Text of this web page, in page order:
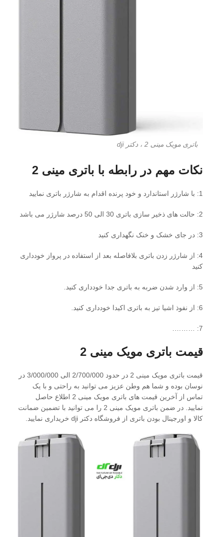
باتری مویک مینی 2 ، دکتر dji
نکات مهم در رابطه با باتری مینی 2
1: با شارژر استاندارد و خود پرنده اقدام به شارژر باتری نمایید
2: حالت های ذخیر سازی باتری 30 الی 50 درصد شارژر می باشد
3: در جای خشک و خنک نگهداری کنید
4: از شارژر زدن باتری بلافاصله بعد از استفاده در پرواز خودداری
کنید
5: از وارد شدن ضربه به باتری جدا خودداری کنید.
6: از نفوذ اشیا تیز به باتری اکیدا خودداری کنید.
7: ……….
قیمت باتری مویک مینی 2
قیمت باتری مویک مینی 2 در حدود 2/700/000 الی 3/000/000 در
نوسان بوده و شما هم وطن عزیز می توانید به راحتی و با یک
تماس از آخرین قیمت های باتری مویک مینی 2 اطلاع حاصل
نمایید. در ضمن باتری مویک مینی 2 را می توانید با تضمین ضمانت
کالا و اورجینال بودن باتری از فروشگاه دکتر dji خریداری نمایید.